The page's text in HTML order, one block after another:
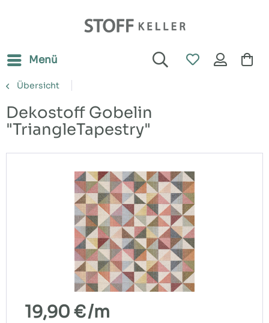
Menü
Übersicht
Dekostoff Gobelin
"TriangleTapestry"
19,90 €/m